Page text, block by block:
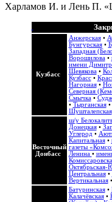
Харламов И. и Лень П.
Кузбасс
Анжерская•
Бунгурская•
Западная
Ворошилова•
имени
Шевякова•
Кузбасс•
Нагорная•
Северная
Смычка•
• Тырганская•
Шушталепская
Восточный
Донбасс
ш/у
Донецкая•
Углерод •
Капитальная•
газеты
Ленина •
Октябрьская-
Центральная•
Вертикальная•
Батуринская•
Калачёвская•